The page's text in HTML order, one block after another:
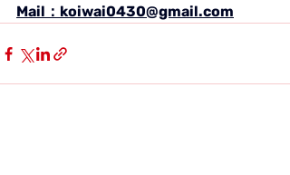
Mail：koiwai0430@gmail.com